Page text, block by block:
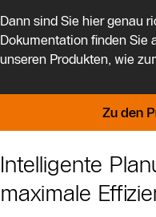
Dann sind Sie hier genau
Dokumentation finden Sie
unseren Produkten, wie
Zu den
Intelligente
maximale